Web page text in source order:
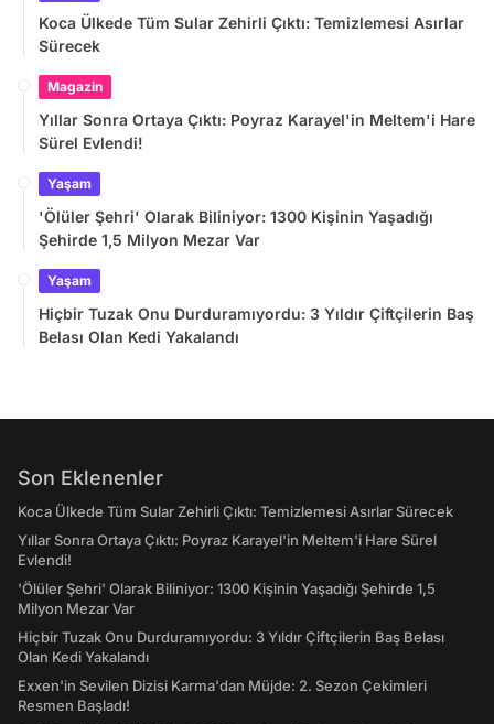
Koca Ülkede Tüm Sular Zehirli Çıktı: Temizlemesi Asırlar
Sürecek
Magazin
Yıllar Sonra Ortaya Çıktı: Poyraz Karayel'in Meltem'i Hare
Sürel Evlendi!
Yaşam
'Ölüler Şehri' Olarak Biliniyor: 1300 Kişinin Yaşadığı
Şehirde 1,5 Milyon Mezar Var
Yaşam
Hiçbir Tuzak Onu Durduramıyordu: 3 Yıldır Çiftçilerin Baş
Belası Olan Kedi Yakalandı
Son Eklenenler
Koca Ülkede Tüm Sular Zehirli Çıktı: Temizlemesi Asırlar Sürecek
Yıllar Sonra Ortaya Çıktı: Poyraz Karayel'in Meltem'i Hare Sürel
Evlendi!
'Ölüler Şehri' Olarak Biliniyor: 1300 Kişinin Yaşadığı Şehirde 1,5
Milyon Mezar Var
Hiçbir Tuzak Onu Durduramıyordu: 3 Yıldır Çiftçilerin Baş Belası
Olan Kedi Yakalandı
Exxen'in Sevilen Dizisi Karma'dan Müjde: 2. Sezon Çekimleri
Resmen Başladı!